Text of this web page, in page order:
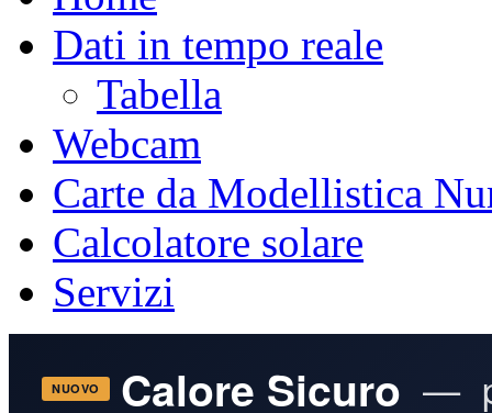
Dati in tempo reale
Tabella
Webcam
Carte da Modellistica
Calcolatore solare
Servizi
NUOVO Calore Sicuro —